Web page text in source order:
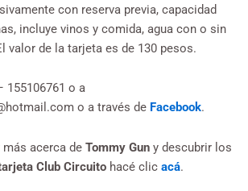
con reserva previa, capacidad
incluye vinos y comida, agua con o sin
valor de la tarjeta es de 130 pesos.
155106761 o a
o a través de Facebook.
acerca de Tommy Gun y descubrir los
Club Circuito hacé clic acá.